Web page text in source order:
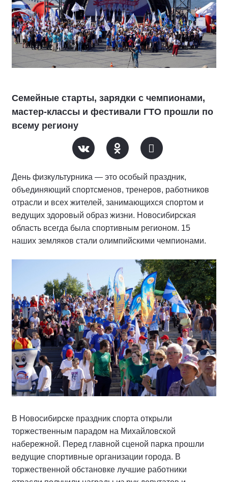
Семейные старты, зарядки с чемпионами,
мастер-классы и фестивали ГТО прошли по
всему региону
День физкультурника — это особый праздник,
объединяющий спортсменов, тренеров, работников
отрасли и всех жителей, занимающихся спортом и
ведущих здоровый образ жизни. Новосибирская
область всегда была спортивным регионом. 15
наших земляков стали олимпийскими чемпионами.
В Новосибирске праздник спорта открыли
торжественным парадом на Михайловской
набережной. Перед главной сценой парка прошли
ведущие спортивные организации города. В
торжественной обстановке лучшие работники